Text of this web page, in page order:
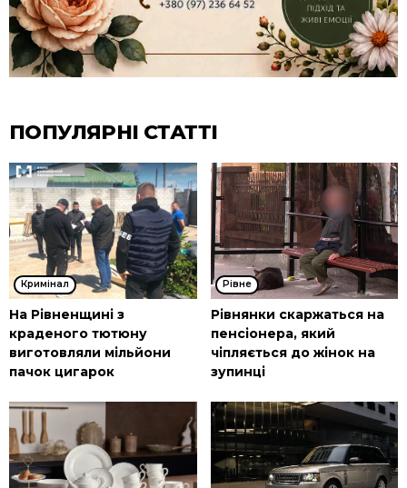
ПОПУЛЯРНІ СТАТТІ
Кримінал
На Рівненщині з
краденого тютюну
виготовляли мільйони
пачок цигарок
Рівне
Рівнянки скаржаться на
пенсіонера, який
чіпляється до жінок на
зупинці